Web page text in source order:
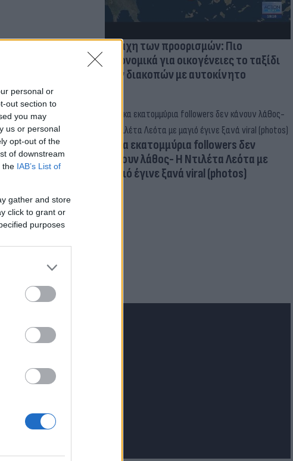
personal or
out section to
you may
us or personal
opt-out of the
of downstream
the IAB’s List of
gather and store
click to grant or
purposes
Η μάχη των προορισμών: Πιο
οικονομικά για οικογένειες το ταξίδι
των διακοπών με αυτοκίνητο
τα Eurofighter
Δέκα εκατομμύρια followers δεν
κάνουν λάθος- Η Ντιλέτα Λεότα με
μαγιό έγινε ξανά viral (photos)
Flash.gr